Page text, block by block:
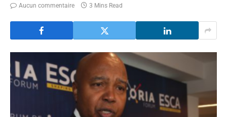
Aucun commentaire
3 Mins Read